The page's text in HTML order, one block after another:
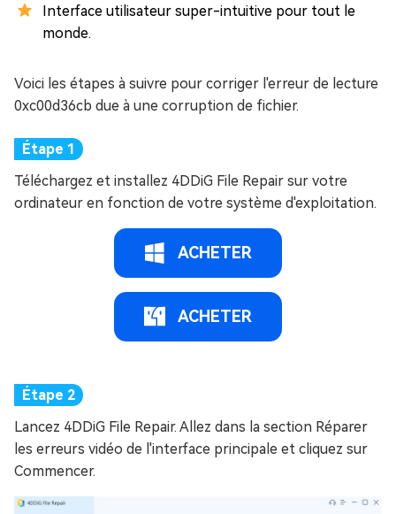
Interface utilisateur super-intuitive pour tout le
monde.
Voici les étapes à suivre pour corriger l'erreur de lecture
0xc00d36cb due à une corruption de fichier.
Téléchargez et installez 4DDiG File Repair sur votre
ordinateur en fonction de votre système d'exploitation.
ACHETER
ACHETER
Lancez 4DDiG File Repair. Allez dans la section Réparer
les erreurs vidéo de l'interface principale et cliquez sur
Commencer.